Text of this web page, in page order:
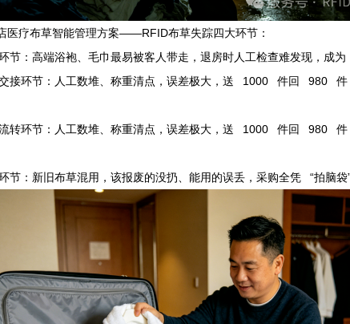
医疗布草智能管理方案——RFID布草失踪四大环节：
：高端浴袍、毛巾最易被客人带走，退房时人工检查难发现，成为
环节：人工数堆、称重清点，误差极大，送 1000 件回 980 件
环节：人工数堆、称重清点，误差极大，送 1000 件回 980 件
：新旧布草混用，该报废的没扔、能用的误丢，采购全凭 “拍脑袋”